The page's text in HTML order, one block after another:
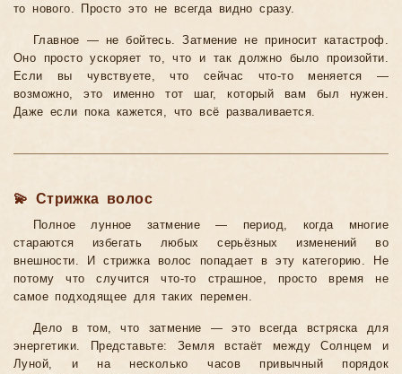
то нового. Просто это не всегда видно сразу.
Главное — не бойтесь. Затмение не приносит катастроф.
Оно просто ускоряет то, что и так должно было произойти.
Если вы чувствуете, что сейчас что-то меняется —
возможно, это именно тот шаг, который вам был нужен.
Даже если пока кажется, что всё разваливается.
💫 Стрижка волос
Полное лунное затмение — период, когда многие
стараются избегать любых серьёзных изменений во
внешности. И стрижка волос попадает в эту категорию. Не
потому что случится что-то страшное, просто время не
самое подходящее для таких перемен.
Дело в том, что затмение — это всегда встряска для
энергетики. Представьте: Земля встаёт между Солнцем и
Луной, и на несколько часов привычный порядок